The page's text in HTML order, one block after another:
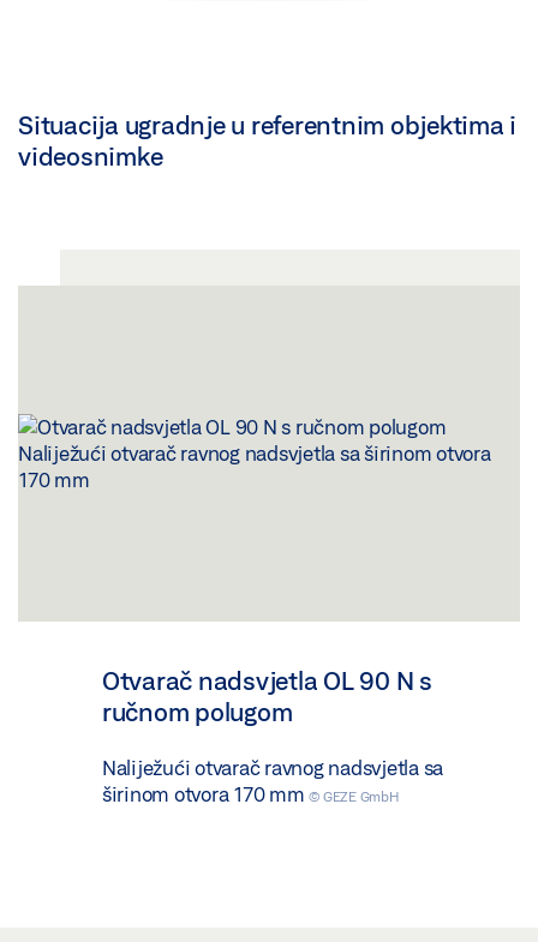
Situacija ugradnje u referentnim objektima i
videosnimke
Otvarač nadsvjetla OL 90 N s
ručnom polugom
Naliježući otvarač ravnog nadsvjetla sa
širinom otvora 170 mm© GEZE GmbH